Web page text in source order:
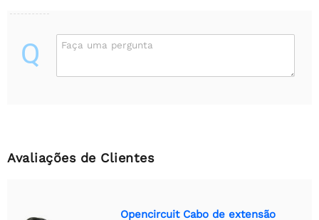
Q Faça uma pergunta
Avaliações de Clientes
Opencircuit Cabo de extensão